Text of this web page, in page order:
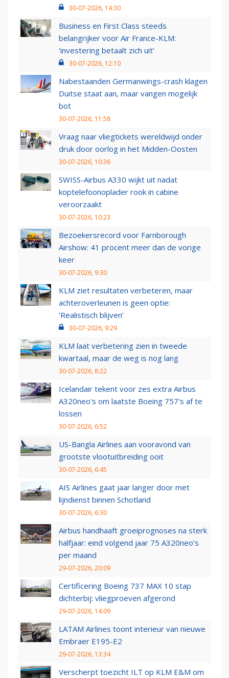
30-07-2026, 14:30
Business en First Class steeds
belangrijker voor Air France-KLM:
‘investering betaalt zich uit’
30-07-2026, 12:10
Nabestaanden Germanwings-crash klagen
Duitse staat aan, maar vangen mogelijk
bot
30-07-2026, 11:58
Vraag naar vliegtickets wereldwijd onder
druk door oorlog in het Midden-Oosten
30-07-2026, 10:36
SWISS-Airbus A330 wijkt uit nadat
koptelefoonoplader rook in cabine
veroorzaakt
30-07-2026, 10:23
Bezoekersrecord voor Farnborough
Airshow: 41 procent meer dan de vorige
keer
30-07-2026, 9:30
KLM ziet resultaten verbeteren, maar
achteroverleunen is geen optie:
‘Realistisch blijven’
30-07-2026, 9:29
KLM laat verbetering zien in tweede
kwartaal, maar de weg is nog lang
30-07-2026, 8:22
Icelandair tekent voor zes extra Airbus
A320neo's om laatste Boeing 757's af te
lossen
30-07-2026, 6:52
US-Bangla Airlines aan vooravond van
grootste vlootuitbreiding ooit
30-07-2026, 6:45
AIS Airlines gaat jaar langer door met
lijndienst binnen Schotland
30-07-2026, 6:30
Airbus handhaaft groeiprognoses na sterk
halfjaar: eind volgend jaar 75 A320neo’s
per maand
29-07-2026, 20:09
Certificering Boeing 737 MAX 10 stap
dichterbij: vliegproeven afgerond
29-07-2026, 14:09
LATAM Airlines toont interieur van nieuwe
Embraer E195-E2
29-07-2026, 13:34
Verscherpt toezicht ILT op KLM E&M om